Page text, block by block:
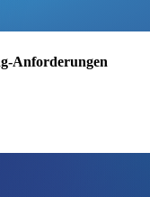
Anforderungen